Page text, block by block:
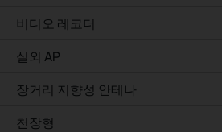
비디오 레코더
실외 AP
장거리 지향성 안테나
천장형